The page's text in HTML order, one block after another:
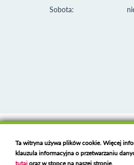
Sobota:
Deklaracja dostępności
Polski serwer RBLhttps://polspam.pl/
Ta witryna używa plików cookie. Więcej
klauzula informacyjna o przetwarzaniu
tutajoraz w stopce na naszej stronie.